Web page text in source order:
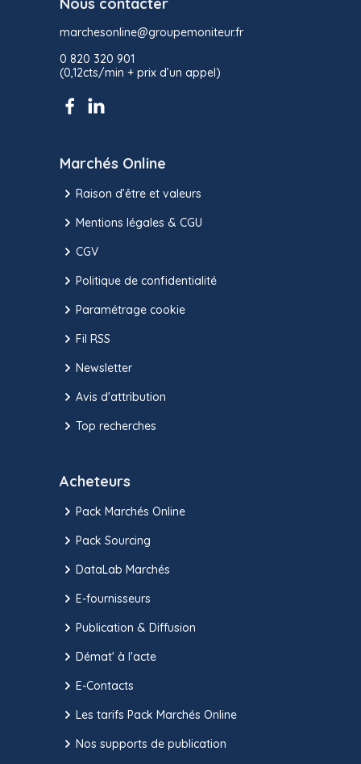
marchesonline@groupemoniteur.fr
0 820 320 901
(0,12cts/min + prix d’un appel)
Marchés Online
Raison d’être et valeurs
Mentions légales & CGU
CGV
Politique de confidentialité
Paramétrage cookie
Fil RSS
Newsletter
Avis d'attribution
Top recherches
Acheteurs
Pack Marchés Online
Pack Sourcing
DataLab Marchés
E-fournisseurs
Publication & Diffusion
Démat' à l'acte
E-Contacts
Les tarifs Pack Marchés Online
Nos supports de publication